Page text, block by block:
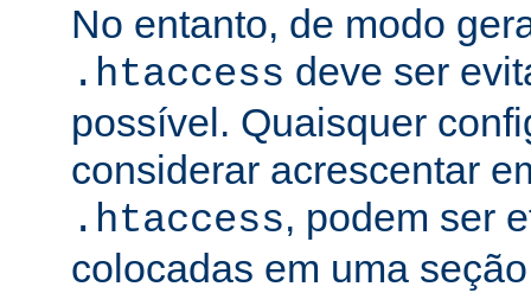
No entanto, de modo
.htaccess deve ser
possível. Quaisquer
considerar acrescentar
.htaccess, podem ser
colocadas em uma